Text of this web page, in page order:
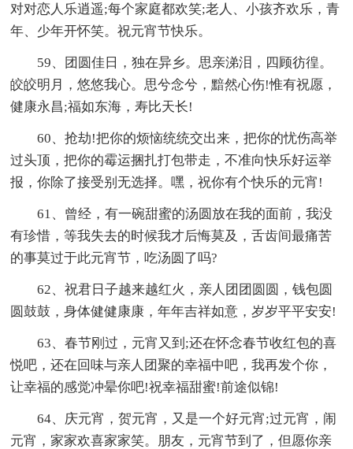
对对恋人乐逍遥;每个家庭都欢笑;老人、小孩齐欢乐，青
年、少年开怀笑。祝元宵节快乐。
59、团圆佳日，独在异乡。思亲涕泪，四顾彷徨。
皎皎明月，悠悠我心。思兮念兮，黯然心伤!惟有祝愿，
健康永昌;福如东海，寿比天长!
60、抢劫!把你的烦恼统统交出来，把你的忧伤高举
过头顶，把你的霉运捆扎打包带走，不准向快乐好运举
报，你除了接受别无选择。嘿，祝你有个快乐的元宵!
61、曾经，有一碗甜蜜的汤圆放在我的面前，我没
有珍惜，等我失去的时候我才后悔莫及，舌齿间最痛苦
的事莫过于此元宵节，吃汤圆了吗?
62、祝君日子越来越红火，亲人团团圆圆，钱包圆
圆鼓鼓，身体健健康康，年年吉祥如意，岁岁平平安安!
63、春节刚过，元宵又到;还在怀念春节收红包的喜
悦吧，还在回味与亲人团聚的幸福中吧，我再发个你，
让幸福的感觉冲晕你吧!祝幸福甜蜜!前途似锦!
64、庆元宵，贺元宵，又是一个好元宵;过元宵，闹
元宵，家家欢喜家家笑。朋友，元宵节到了，但愿你亲